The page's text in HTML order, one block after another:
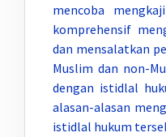
mencoba
komprehensif
dan mensalatkan
Muslim dan non-
dengan istidlal
alasan-alasan
istidlal hukum